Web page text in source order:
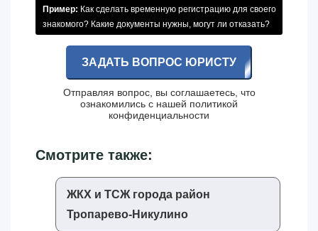
Пример: Как сделать временную регистрацию для своего
знакомого? Какие документы нужны, могут ли отказать?
ЗАДАТЬ ВОПРОС ЮРИСТУ
Отправляя вопрос, вы соглашаетесь, что
ознакомились с нашей политикой
конфиденциальности
Смотрите также:
ЖКХ и ТСЖ города район
Тропарево-Никулино